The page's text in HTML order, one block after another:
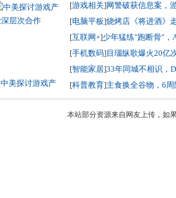
中美探讨游戏产
[游戏相关]网警破获信息案，
[电脑平板]烧烤店《将进酒》
[互联网+]少年猛练"跑断骨"，
[手机数码]目瑙纵歌爆火20亿
[智能家居]33年同城不相识，
[科普教育]主食换全谷物，6
本站部分资源来自网友上传，如